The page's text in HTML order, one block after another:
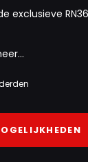
exclusieve